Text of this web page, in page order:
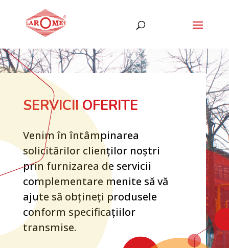
SERVICII OFERITE
Venim în întâmpinarea
solicitărilor clienților noștri
prin furnizarea de servicii
complementare menite să vă
ajute să obțineți produsele
conform specificațiilor
transmise.